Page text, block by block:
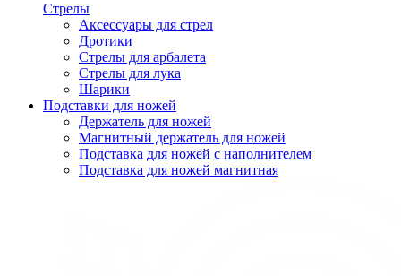
Стрелы
Аксессуары для стрел
Дротики
Стрелы для арбалета
Стрелы для лука
Шарики
Подставки для ножей
Держатель для ножей
Магнитный держатель для ножей
Подставка для ножей с наполнителем
Подставка для ножей магнитная